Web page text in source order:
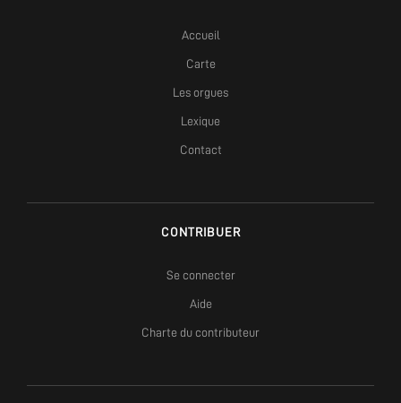
Accueil
Carte
Les orgues
Lexique
Contact
CONTRIBUER
Se connecter
Aide
Charte du contributeur